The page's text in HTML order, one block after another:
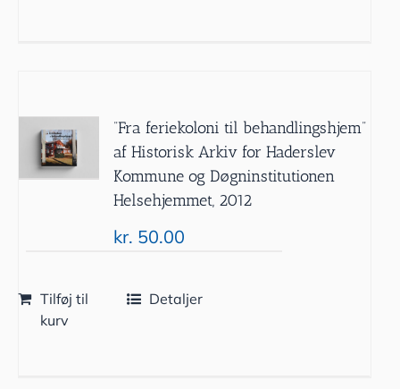
”Fra feriekoloni til behandlingshjem”
af Historisk Arkiv for Haderslev
Kommune og Døgninstitutionen
Helsehjemmet, 2012
kr. 50.00
Tilføj til
kurv
Detaljer